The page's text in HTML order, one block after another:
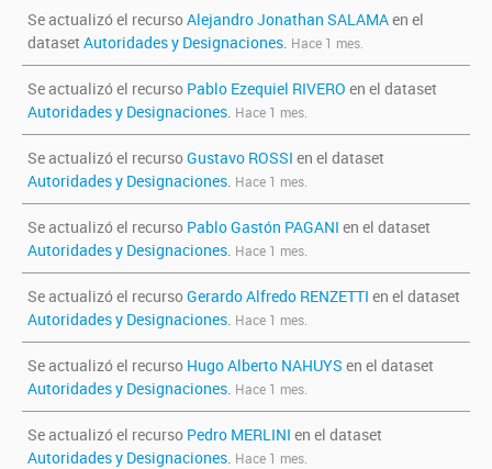
Se actualizó el recursoAlejandro Jonathan SALAMAen el
dataset Autoridades y Designaciones. Hace 1 mes.
Se actualizó el recurso Pablo Ezequiel RIVERO en el dataset
Autoridades y Designaciones. Hace 1 mes.
Se actualizó el recursoGustavo ROSSI en el dataset
Autoridades y Designaciones. Hace 1 mes.
Se actualizó el recurso Pablo Gastón PAGANI en el dataset
Autoridades y Designaciones. Hace 1 mes.
Se actualizó el recursoGerardo Alfredo RENZETTI en el dataset
Autoridades y Designaciones. Hace 1 mes.
Se actualizó el recurso Hugo Alberto NAHUYS en el dataset
Autoridades y Designaciones. Hace 1 mes.
Se actualizó el recurso Pedro MERLINI en el dataset
Autoridades y Designaciones. Hace 1 mes.